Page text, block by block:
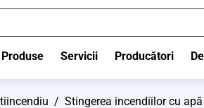
Produse Servicii Producători
/ Stingerea incendiilor cu apă